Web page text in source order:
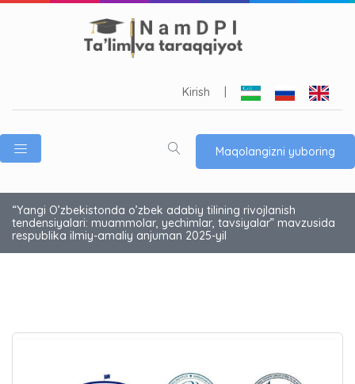
Kirish
Maqolangizni yuboring
“Yangi O’zbekistonda o’zbek adabiy tilining rivojlanish
tendensiyalari: muammolar, yechimlar, tavsiyalar” mavzusida
respublika ilmiy-amaliy anjuman 2025-yil